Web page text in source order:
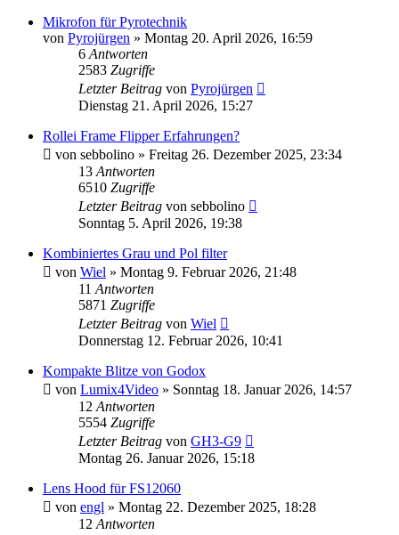
Mikrofon für Pyrotechnik
von Pyrojürgen » Montag 20. April 2026, 16:59
6 Antworten
2583 Zugriffe
Letzter Beitrag von Pyrojürgen
Dienstag 21. April 2026, 15:27
Rollei Frame Flipper Erfahrungen?
von sebbolino » Freitag 26. Dezember 2025, 23:34
13 Antworten
6510 Zugriffe
Letzter Beitrag von sebbolino
Sonntag 5. April 2026, 19:38
Kombiniertes Grau und Pol filter
von Wiel » Montag 9. Februar 2026, 21:48
11 Antworten
5871 Zugriffe
Letzter Beitrag von Wiel
Donnerstag 12. Februar 2026, 10:41
Kompakte Blitze von Godox
von Lumix4Video » Sonntag 18. Januar 2026, 14:57
12 Antworten
5554 Zugriffe
Letzter Beitrag von GH3-G9
Montag 26. Januar 2026, 15:18
Lens Hood für FS12060
von engl » Montag 22. Dezember 2025, 18:28
12 Antworten